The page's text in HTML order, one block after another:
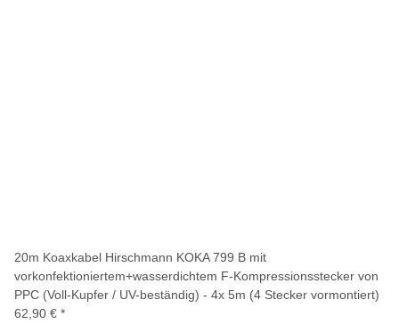
20m Koaxkabel Hirschmann KOKA 799 B mit
vorkonfektioniertem+wasserdichtem F-Kompressionsstecker von
PPC (Voll-Kupfer / UV-beständig) - 4x 5m (4 Stecker vormontiert)
62,90 € *